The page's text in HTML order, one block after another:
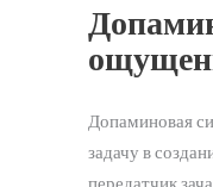
Допаминовая
задачу в
передатчик